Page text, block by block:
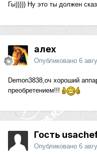
Гы))))) Ну это ты должен
алех
Опубликовано 6
Demon3838,оч хороший
преобретением!!!
Гость
Опубликовано 6